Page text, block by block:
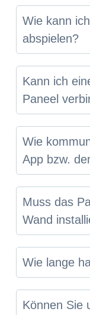
Wie kann
abspielen?
Kann ich
Paneel
Wie
App bzw.
Muss das
Wand
Wie lange
Können Sie